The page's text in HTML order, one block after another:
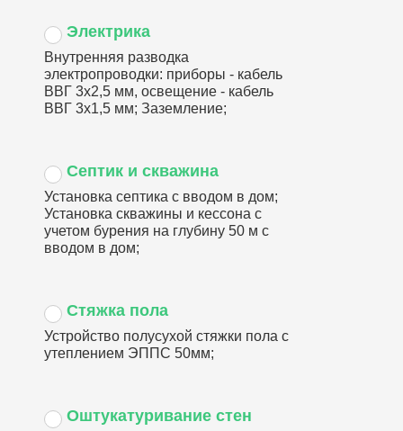
Электрика
Внутренняя разводка
электропроводки: приборы - кабель
ВВГ 3х2,5 мм, освещение - кабель
ВВГ 3х1,5 мм; Заземление;
Септик и скважина
Установка септика с вводом в дом;
Установка скважины и кессона с
учетом бурения на глубину 50 м с
вводом в дом;
Стяжка пола
Устройство полусухой стяжки пола с
утеплением ЭППС 50мм;
Оштукатуривание стен